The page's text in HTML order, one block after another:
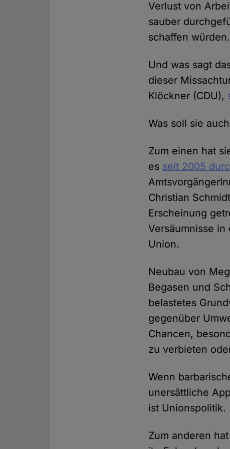
Verlust von
sauber
schaffen würden.
Und was sagt
dieser
Klöckner (CDU),
Was soll sie
Zum einen hat
es seit 2005
Christian
Erscheinung
Versäumnisse
Union.
Neubau von
Begasen und
belastetes
gegenüber
Chancen,
zu verbieten
Wenn
unersättliche
ist Unionspolitik.
Zum anderen